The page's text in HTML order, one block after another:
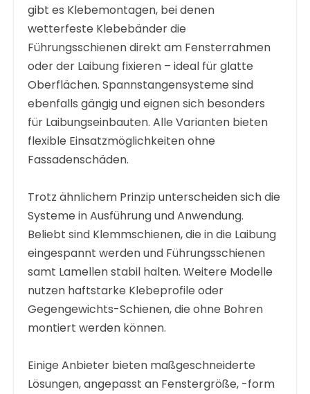
gibt es Klebemontagen, bei denen
wetterfeste Klebebänder die
Führungsschienen direkt am Fensterrahmen
oder der Laibung fixieren – ideal für glatte
Oberflächen. Spannstangensysteme sind
ebenfalls gängig und eignen sich besonders
für Laibungseinbauten. Alle Varianten bieten
flexible Einsatzmöglichkeiten ohne
Fassadenschäden.
Trotz ähnlichem Prinzip unterscheiden sich die
Systeme in Ausführung und Anwendung.
Beliebt sind Klemmschienen, die in die Laibung
eingespannt werden und Führungsschienen
samt Lamellen stabil halten. Weitere Modelle
nutzen haftstarke Klebeprofile oder
Gegengewichts-Schienen, die ohne Bohren
montiert werden können.
Einige Anbieter bieten maßgeschneiderte
Lösungen, angepasst an Fenstergröße, -form